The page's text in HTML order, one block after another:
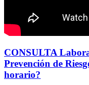
CONSULTA
Prevención de
horario?